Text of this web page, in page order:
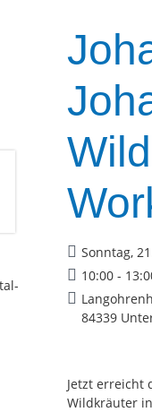
Sonntag,
10:00 -
84339
Jetzt erreicht
Wildkräuter